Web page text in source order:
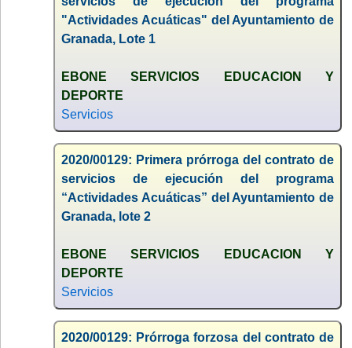
"Actividades Acuáticas" del Ayuntamiento de
Granada, Lote 1
EBONE SERVICIOS EDUCACION Y
DEPORTE
Servicios
2020/00129: Primera prórroga del contrato de
servicios de ejecución del programa
“Actividades Acuáticas” del Ayuntamiento de
Granada, lote 2
EBONE SERVICIOS EDUCACION Y
DEPORTE
Servicios
2020/00129: Prórroga forzosa del contrato de